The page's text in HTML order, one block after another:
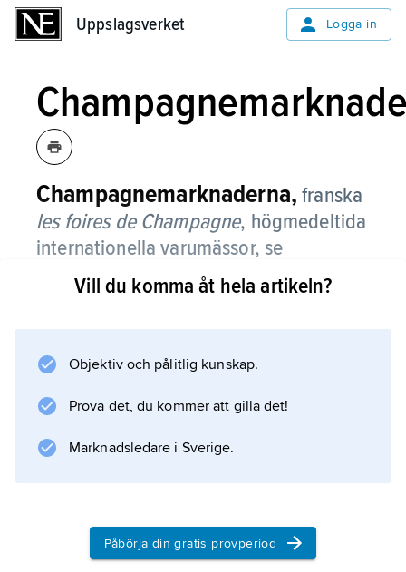
Uppslagsverket Logga in
Champagnemarknaderna, franska
les foires de Champagne, högmedeltida
internationella varumässor, se
Champagne
Vill du komma åt hela artikeln?
Objektiv och pålitlig kunskap.
Prova det, du kommer att gilla det!
Marknadsledare i Sverige.
Påbörja din gratis provperiod